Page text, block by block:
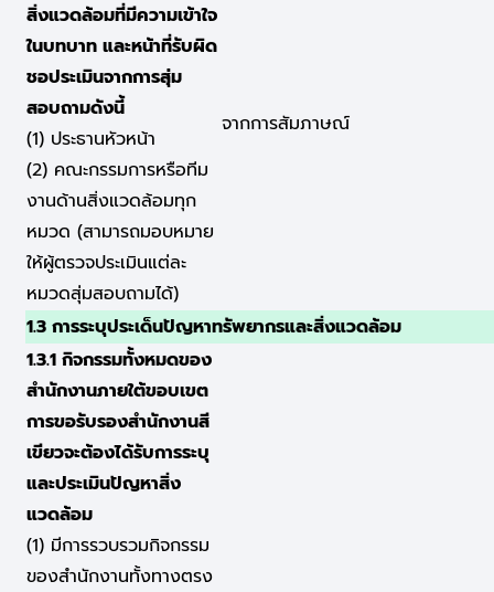
สิ่งแวดล้อมที่มีความเข้าใจ
ในบทบาท และหน้าที่รับผิด
ชอประเมินจากการสุ่ม
สอบถามดังนี้
(1) ประธานหัวหน้า
(2) คณะกรรมการหรือทีม
งานด้านสิ่งแวดล้อมทุก
หมวด (สามารถมอบหมาย
ให้ผู้ตรวจประเมินแต่ละ
หมวดสุ่มสอบถามได้)
จากการสัมภาษณ์
1.3 การระบุประเด็นปัญหาทรัพยากรและสิ่งแวดล้อม
1.3.1 กิจกรรมทั้งหมดของ
สำนักงานภายใต้ขอบเขต
การขอรับรองสำนักงานสี
เขียวจะต้องได้รับการระบุ
และประเมินปัญหาสิ่ง
แวดล้อม
(1) มีการรวบรวมกิจกรรม
ของสำนักงานทั้งทางตรง